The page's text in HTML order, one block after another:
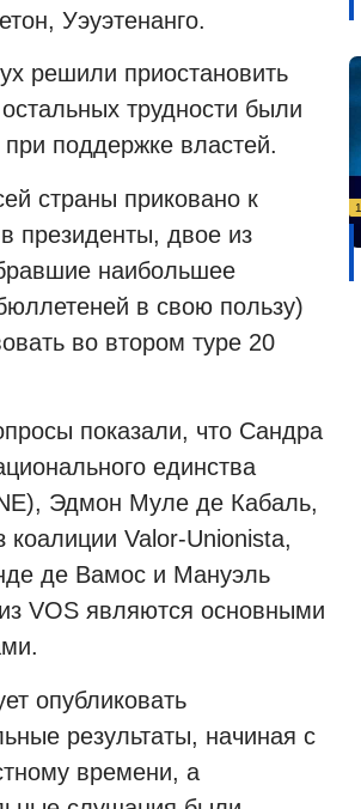
Уэуэтенанго.
решили приостановить
трудности были
поддержке властей.
страны приковано к
президенты, двое из
наибольшее
в свою пользу)
во втором туре 20
показали, что Сандра
единства
Эдмон Муле де Кабаль,
коалиции Valor-Unionista,
де Вамос и Мануэль
VOS являются основными
опубликовать
результаты, начиная с
времени, а